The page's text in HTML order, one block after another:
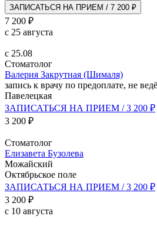
ЗАПИСАТЬСЯ НА ПРИЕМ / 7 200 ₽
7 200 ₽
с 25 августа
с 25.08
Стоматолог
Валерия Закрутная (Шималя)
запись к врачу по предоплате, не
Павелецкая
ЗАПИСАТЬСЯ НА ПРИЕМ / 3 200 ₽
3 200 ₽
Стоматолог
Елизавета Бузолева
Можайский
Октябрьское поле
ЗАПИСАТЬСЯ НА ПРИЕМ / 3 200 ₽
3 200 ₽
с 10 августа